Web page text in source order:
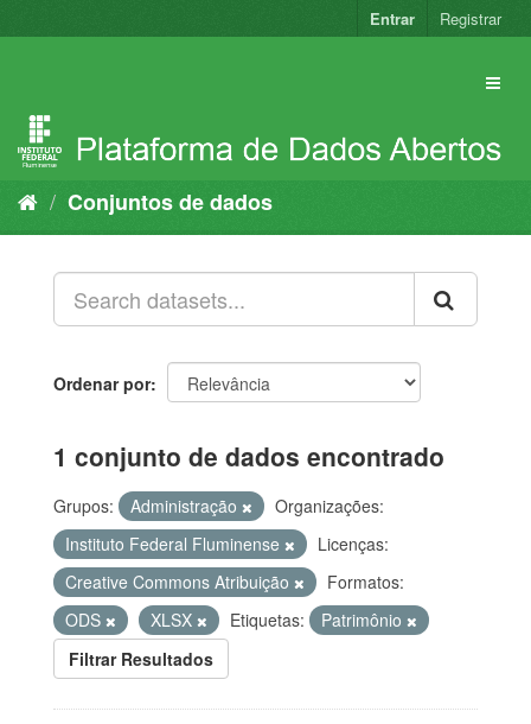
para
Entrar Registrar
Conjuntos de dados
Ordenar por
1 conjunto de dados encontrado
Grupos: Administração
Organizações:
Instituto Federal Fluminense
Licenças:
Creative Commons Atribuição
Formatos:
ODS
XLSX Etiquetas:
Patrimônio
Filtrar Resultados